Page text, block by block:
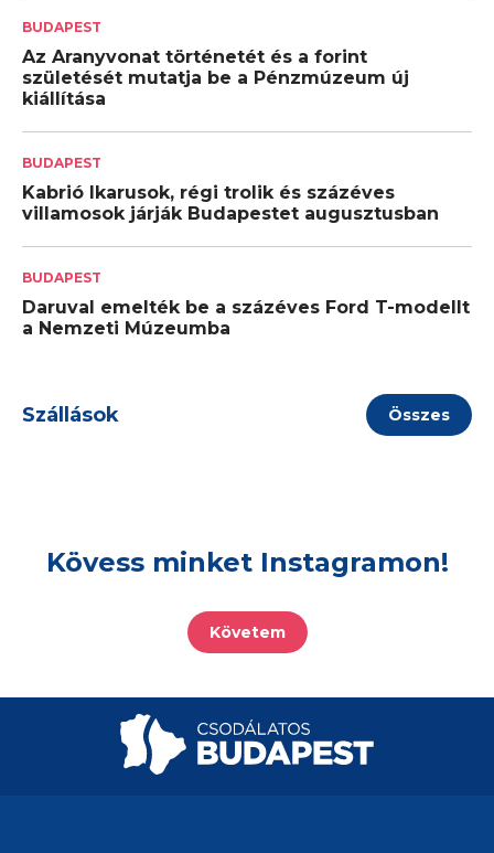
BUDAPEST
Az Aranyvonat történetét és a forint
születését mutatja be a Pénzmúzeum új
kiállítása
BUDAPEST
Kabrió Ikarusok, régi trolik és százéves
villamosok járják Budapestet augusztusban
BUDAPEST
Daruval emelték be a százéves Ford T-modellt
a Nemzeti Múzeumba
Szállások Összes
Kövess minket Instagramon!
Követem